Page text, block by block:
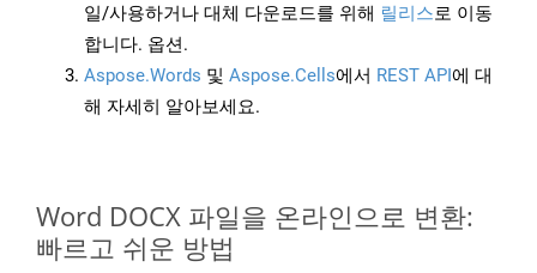
일/사용하거나 대체 다운로드를 위해 릴리스로 이동
합니다. 옵션.
Aspose.Words 및 Aspose.Cells에서 REST API에 대
해 자세히 알아보세요.
Word DOCX 파일을 온라인으로 변환:
빠르고 쉬운 방법